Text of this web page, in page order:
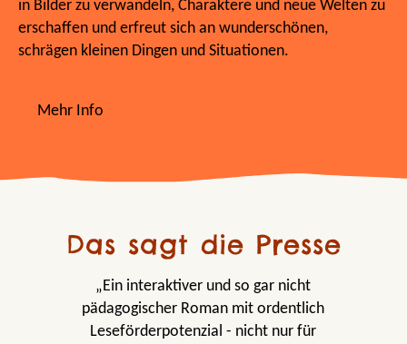
in Bilder zu verwandeln, Charaktere und neue Welten zu
erschaffen und erfreut sich an wunderschönen,
schrägen kleinen Dingen und Situationen.
Mehr Info
Das sagt die Presse
„Ein interaktiver und so gar nicht
pädagogischer Roman mit ordentlich
Leseförderpotenzial - nicht nur für